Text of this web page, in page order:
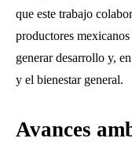
que este trabajo
productores
generar desarrollo y,
y el bienestar general.
Avances